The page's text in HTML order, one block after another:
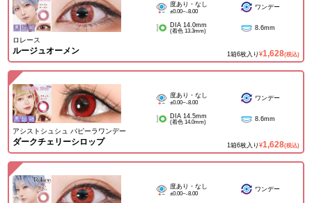
ロレース
ルージュオーメン
度あり・なし
±0.00~-8.00
ワンデー
DIA 14.0mm
(着色 13.3mm) 8.6mm
1箱6枚入り ¥1,628(税込)
アシストシュシュ パピーラワンデー
ダークチェリーシロップ
度あり・なし
±0.00~-8.00
ワンデー
DIA 14.5mm
(着色 14.0mm) 8.6mm
1箱6枚入り ¥1,628(税込)
度あり・なし
±0.00~-8.00
ワンデー